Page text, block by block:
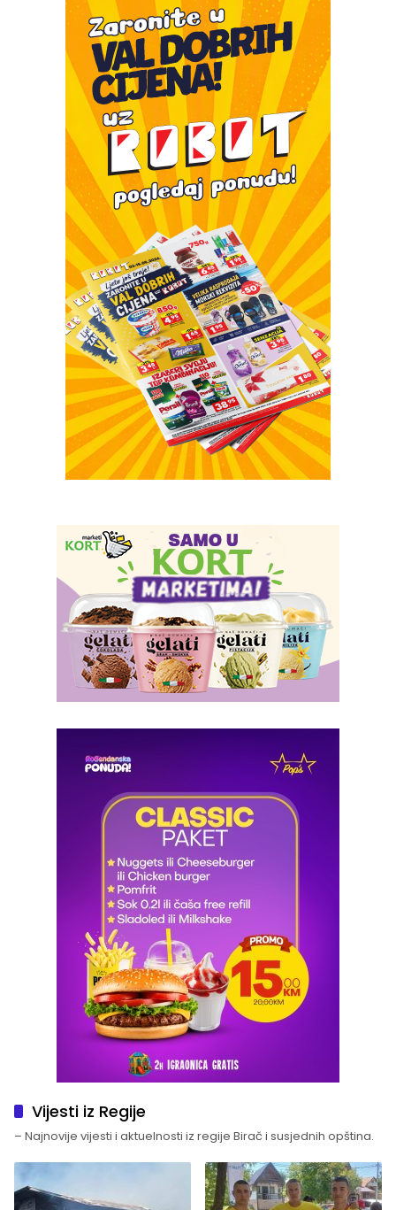
Vijesti iz Regije
– Najnovije vijesti i aktuelnosti iz regije Birač i susjednih opština.